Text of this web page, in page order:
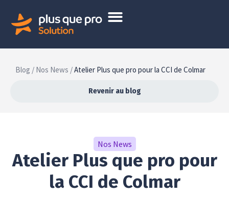
Blog / Nos News /Atelier Plus que pro pour la CCI de Colmar
Revenir au blog
Nos News
Atelier Plus que pro pour
la CCI de Colmar